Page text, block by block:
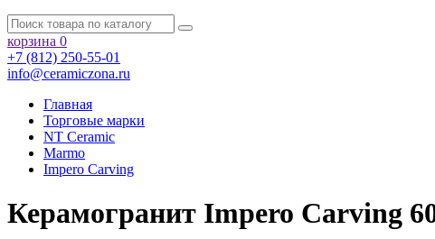
корзина 0
+7 (812) 250-55-01
info@ceramiczona.ru
Главная
Торговые марки
NT Ceramic
Marmo
Impero Carving
Керамогранит Impero Carving